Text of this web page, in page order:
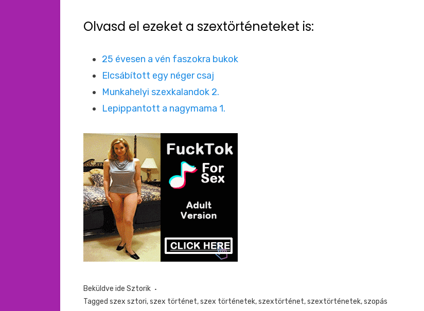
Olvasd el ezeket a szextörténeteket is:
25 évesen a vén faszokra bukok
Elcsábított egy néger csaj
Munkahelyi szexkalandok 2.
Lepippantott a nagymama 1.
Beküldve ide Sztorik
Tagged szex sztori,szex történet,szex történetek,szextörténet,szextörténetek,szopás